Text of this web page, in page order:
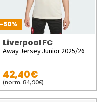
-50%
Liverpool FC
Away Jersey Junior 2025/26
42,40€
(norm. 84,90€)